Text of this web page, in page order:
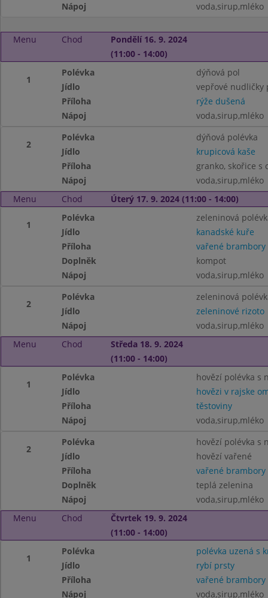
Nápoj
voda,sirup,mléko
Menu Chod
Pondělí 16. 9. 2024
(11:00 - 14:00)
1
Polévka
dýňová pol
Jídlo
vepřové nudličky
Příloha
rýže dušená
Nápoj
voda,sirup,mléko
2
Polévka
dýňová polévka
Jídlo
krupicová kaše
Příloha
granko, skořice s
Nápoj
voda,sirup,mléko
Menu
Chod Úterý 17. 9. 2024 (11:00 - 14:00)
1
Polévka
zeleninová
Jídlo
kanadské kuře
Příloha
vařené brambory
Doplněk
kompot
Nápoj
voda,sirup,mléko
2
Polévka
zeleninová
Jídlo
zeleninové rizoto
Nápoj
voda,sirup,mléko
Menu
Chod
Středa 18. 9. 2024
(11:00 - 14:00)
1
Polévka
hovězí polévka s
Jídlo
hovězi v rajske
Příloha
těstoviny
Nápoj
voda,sirup,mléko
2
Polévka
hovězí polévka s
Jídlo
hovězí vařené
Příloha
vařené brambory
Doplněk
teplá zelenina
Nápoj
voda,sirup,mléko
Menu
Chod
Čtvrtek 19. 9. 2024
(11:00 - 14:00)
1
Polévka
polévka uzená s
Jídlo
rybí prsty
Příloha
vařené brambory
Nápoj
voda,sirup,mléko